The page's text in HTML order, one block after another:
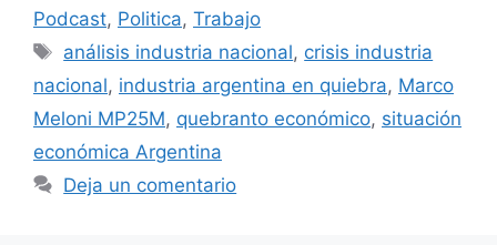
Podcast, Politica, Trabajo
análisis industria nacional, crisis industria
nacional, industria argentina en quiebra, Marco
Meloni MP25M, quebranto económico, situación
económica Argentina
Deja un comentario